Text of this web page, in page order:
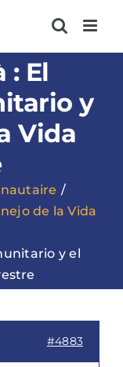
: El
y
Vida
de la Vida
y el
#4883